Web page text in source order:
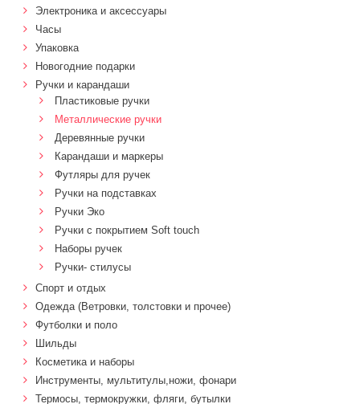
Электроника и аксессуары
Часы
Упаковка
Новогодние подарки
Ручки и карандаши
Пластиковые ручки
Металлические ручки
Деревянные ручки
Карандаши и маркеры
Футляры для ручек
Ручки на подставках
Ручки Эко
Ручки с покрытием Soft touch
Наборы ручек
Ручки- стилусы
Спорт и отдых
Одежда (Ветровки, толстовки и прочее)
Футболки и поло
Шильды
Косметика и наборы
Инструменты, мультитулы,ножи, фонари
Термосы, термокружки, фляги, бутылки